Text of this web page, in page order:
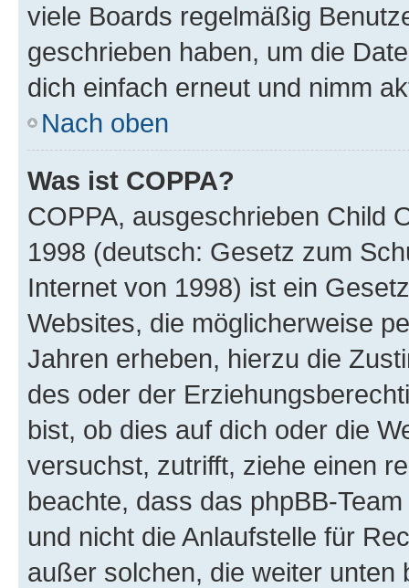
viele Boards regelmäßig
geschrieben haben, um die
dich einfach erneut und nimm
Nach oben
Was ist COPPA?
COPPA, ausgeschrieben Child
1998 (deutsch: Gesetz zum
Internet von 1998) ist ein
Websites, die möglicherweise
Jahren erheben, hierzu die
des oder der
bist, ob dies auf dich oder die
versuchst, zutrifft, ziehe einen
beachte, dass das phpBB-
und nicht die Anlaufstelle für
außer solchen, die weiter unten